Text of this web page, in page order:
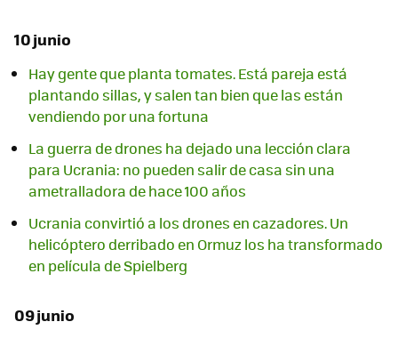
10 junio
Hay gente que planta tomates. Está pareja está
plantando sillas, y salen tan bien que las están
vendiendo por una fortuna
La guerra de drones ha dejado una lección clara
para Ucrania: no pueden salir de casa sin una
ametralladora de hace 100 años
Ucrania convirtió a los drones en cazadores. Un
helicóptero derribado en Ormuz los ha transformado
en película de Spielberg
09 junio